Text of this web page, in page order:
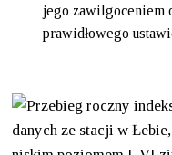
jego zawilgoceniem
prawidłowego